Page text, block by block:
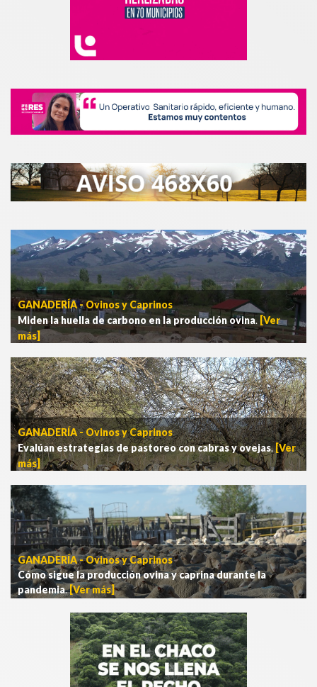
GANADERÍA - Ovinos y Caprinos
Miden la huella de carbono en la producción ovina. [Ver
más]
GANADERÍA - Ovinos y Caprinos
Evalúan estrategias de pastoreo con cabras y ovejas.[Ver
más]
GANADERÍA - Ovinos y Caprinos
Cómo sigue la producción ovina y caprina durante la
pandemia.[Ver más]